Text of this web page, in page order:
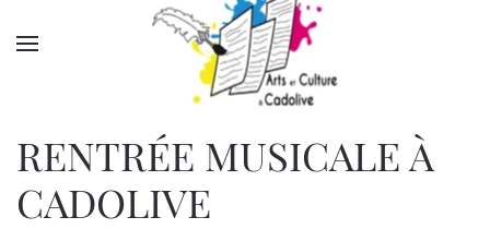
Accéder au contenu principal
RENTRÉE MUSICALE À
CADOLIVE